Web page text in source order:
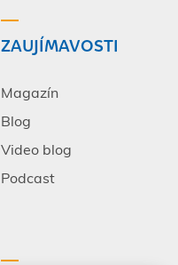
ZAUJÍMAVOSTI
Magazín
Blog
Video blog
Podcast